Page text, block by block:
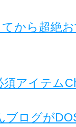
から超絶
須アイテ
ブログが